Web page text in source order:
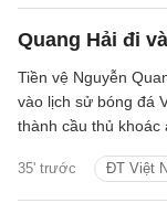
Quang Hải đi
35' trước ĐT Việt
Tiền vệ Nguyễn
vào lịch sử bóng đá
thành cầu thủ khoác